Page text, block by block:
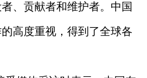
、贡献者和维护者。中国
高度重视，得到了全球各